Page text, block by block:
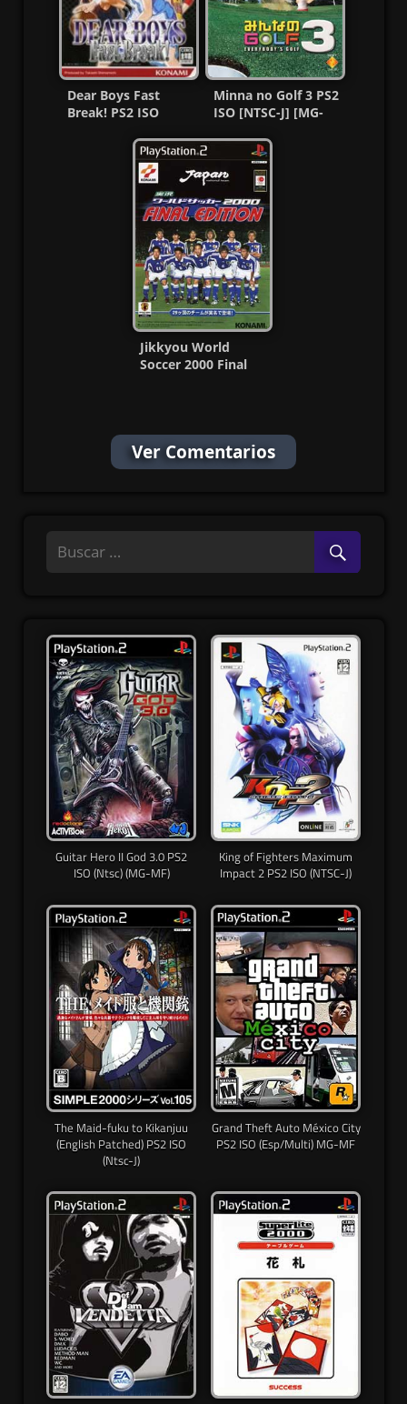
Dear Boys Fast
Break! PS2 ISO
Minna no Golf 3 PS2
ISO [NTSC-J] [MG-
Jikkyou World
Soccer 2000 Final
Ver Comentarios
Guitar Hero II God 3.0 PS2
ISO (Ntsc) (MG-MF)
King of Fighters Maximum
Impact 2 PS2 ISO (NTSC-J)
The Maid-fuku to Kikanjuu
(English Patched) PS2 ISO
(Ntsc-J)
Grand Theft Auto México City
PS2 ISO (Esp/Multi) MG-MF